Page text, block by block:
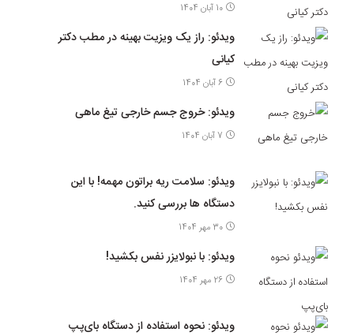
10 آبان 1404
ویدئو: راز یک ویزیت بهینه در مطب دکتر
کیانی
6 آبان 1404
ویدئو: خروج جسم خارجی تیغ ماهی
7 آبان 1404
ویدئو: سلامت ریه براتون مهمه! با این
دستگاه ها بررسی کنید.
30 مهر 1404
ویدئو: با نبولایزر نفس بکشید!
26 مهر 1404
ویدئو: نحوه استفاده از دستگاه بای‌پپ